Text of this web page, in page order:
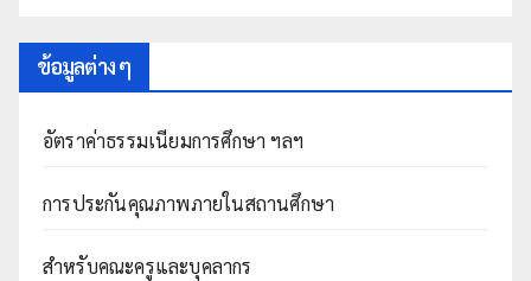
ข้อมูลต่าง ๆ
อัตราค่าธรรมเนียมการศึกษา ฯลฯ
การประกันคุณภาพภายในสถานศึกษา
สำหรับคณะครูและบุคลากร